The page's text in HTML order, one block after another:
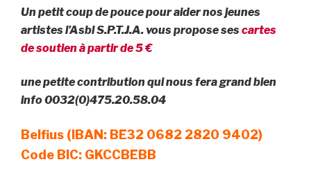
Un petit coup de pouce pour aider nos jeunes
artistes l’Asbl S.P.T.J.A. vous propose ses cartes
de soutien à partir de 5 €
une petite contribution qui nous fera grand bien
info 0032(0)475.20.58.04
Belfius (IBAN: BE32 0682 2820 9402)
Code BIC: GKCCBEBB